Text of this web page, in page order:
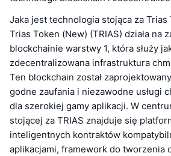
Jaka jest technologia stojąca za Trias
Trias Token (New) (TRIAS) działa na
blockchainie warstwy 1, która służy
zdecentralizowana infrastruktura
Ten blockchain został
godne zaufania i niezawodne usługi
dla szerokiej gamy aplikacji. W
stojącej za TRIAS znajduje się
inteligentnych kontraktów
aplikacjami, framework do tworzenia